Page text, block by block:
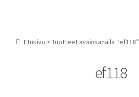
Etusivu > Tuotteet avainsanalla “ef118”
ef118